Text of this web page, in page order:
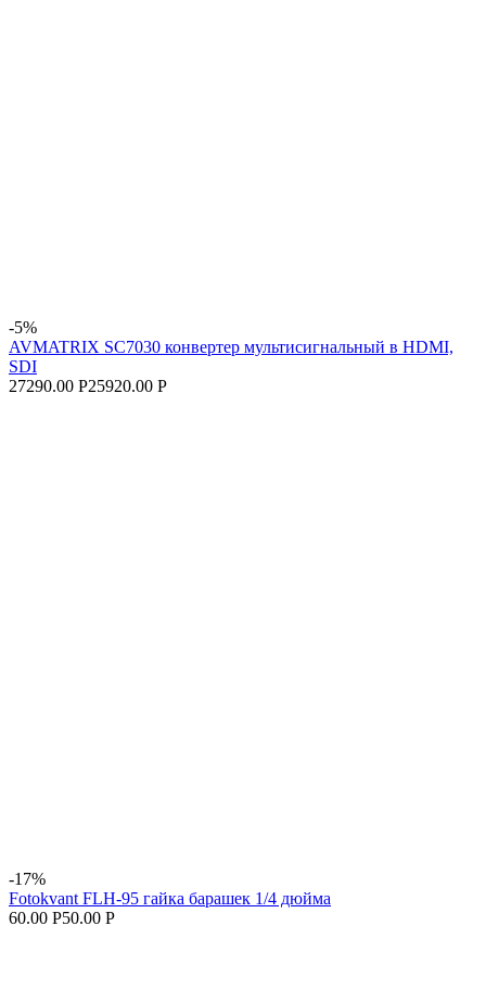
-5%
AVMATRIX SC7030 конвертер мультисигнальный в HDMI,
SDI
27290.00 Р25920.00 Р
-17%
Fotokvant FLH-95 гайка барашек 1/4 дюйма
60.00 Р50.00 Р